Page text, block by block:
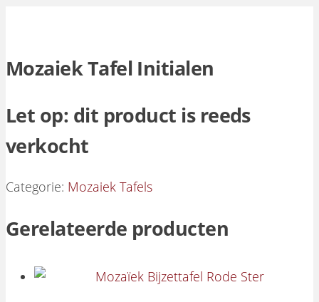
Mozaiek Tafel Initialen
Let op: dit product is reeds
verkocht
Categorie: Mozaiek Tafels
Gerelateerde producten